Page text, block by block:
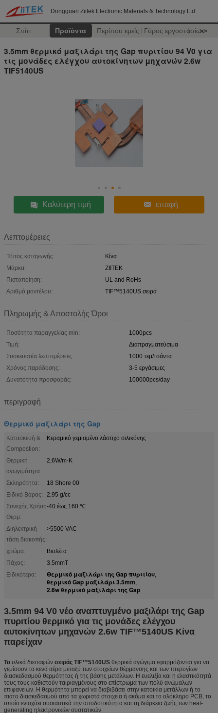
Dongguan Ziitek Electronic Materials & Technology Ltd.
Σπίτι Προϊόντα Περίπου εμείς Γύρος εργοστασίων
>>
3.5mm θερμικό μαξιλάρι της Gap πυριτίου 94 V0 για
τις μονάδες ελέγχου αυτοκίνητων μηχανών 2.6w
TIF5140US
Καλύτερη τιμή επαφή
Λεπτομέρειες
Τόπος καταγωγής:
Κίνα
Μάρκα:
ZIITEK
Πιστοποίηση:
UL and RoHs
Αριθμό μοντέλου:
TIF™5140US σειρά
Πληρωμής & Αποστολής Όροι
Ποσότητα παραγγελίας min:
1000pcs
Τιμή:
Διαπραγματεύσιμα
Συσκευασία λεπτομέρειες:
1000 τεμ/τσάντα
Χρόνος παράδοσης:
3-5 εργάσιμες
Δυνατότητα προσφοράς:
100000pcs/day
περιγραφή
Θερμικό μαξιλάρι της Gap
Κατασκευή &
Compostion:
Κεραμικό γεμισμένο λάστιχο σιλικόνης
Θερμική
αγωγιμότητα:
2,6W/m-K
Σκληρότητα:
18 Shore 00
Ειδικό Βάρος:
2,95 g/cc
Συνεχής Χρήση
Θερμ:
-40 έως 160 ℃
Διηλεκτρική
τάση διακοπής:
>5500 VAC
χρώμα:
Βιολέτα
Πάχος:
3.5mmT
Ειδικότερα:
Θερμικό μαξιλάρι της Gap πυριτίου,
θερμικό Gap μαξιλάρι 3.5mm,
2.6w θερμικό μαξιλάρι της Gap
3.5mm 94 V0 νέο αναπτυγμένο μαξιλάρι της Gap
πυριτίου θερμικό για τις μονάδες ελέγχου
αυτοκίνητων μηχανών 2.6w TIF™5140US Κίνα
παρείχαν
Τα υλικά διεπαφών σειράς TIF™5140US θερμικά αγώγιμα εφαρμόζονται για να
γεμίσουν τα κενά αέρα μεταξύ των στοιχείων θέρμανσης και των πτερυγίων
διασκεδασμού θερμότητας ή της βάσης μετάλλων. Η ευελιξία και η ελαστικότητά
τους τους καθιστούν ταιριαγμένους στο επίστρωμα των πολύ ανώμαλων
επιφανειών. Η θερμότητα μπορεί να διαβιβάσει στην κατοικία μετάλλων ή το
πιάτο διασκεδασμού από τα χωριστά στοιχεία ή ακόμα και το ολόκληρο PCB, το
οποίο ενισχύει ουσιαστικά την αποδοτικότητα και τη διάρκεια ζωής των heat-
generating ηλεκτρονικών συστατικών.